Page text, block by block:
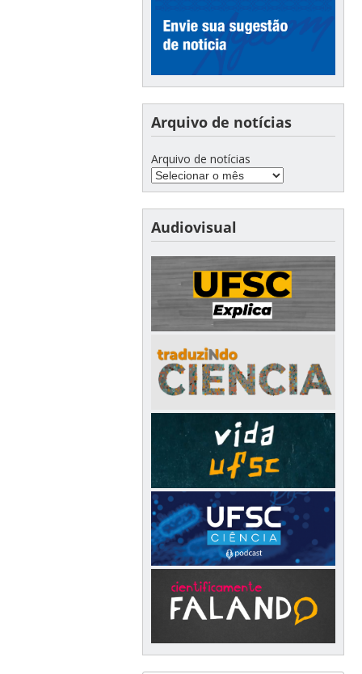
Arquivo de notícias
Arquivo de notícias
Audiovisual